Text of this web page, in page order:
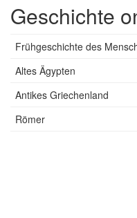
Geschichte
Frühgeschichte des
Altes Ägypten
Antikes Griechenland
Römer